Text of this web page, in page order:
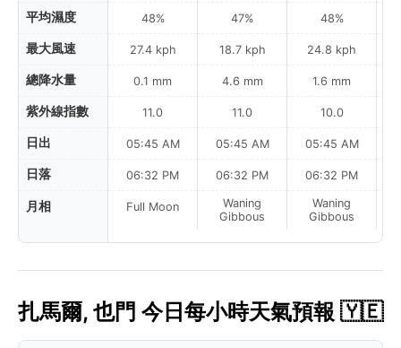
平均濕度
最大風速
總降水量
紫外線指數
日出
日落
月相
48%
27.4 kph
0.1 mm
11.0
05:45 AM
06:32 PM
Full Moon
47%
18.7 kph
4.6 mm
11.0
05:45 AM
06:32 PM
Waning
Gibbous
48%
24.8 kph
1.6 mm
10.0
05:45 AM
06:32 PM
Waning
Gibbous
扎馬爾, 也門 今日每小時天氣預報 🇾🇪